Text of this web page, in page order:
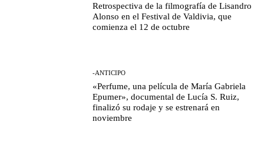
Retrospectiva de la filmografía de Lisandro
Alonso en el Festival de Valdivia, que
comienza el 12 de octubre
-ANTICIPO
«Perfume, una película de María Gabriela
Epumer», documental de Lucía S. Ruiz,
finalizó su rodaje y se estrenará en
noviembre